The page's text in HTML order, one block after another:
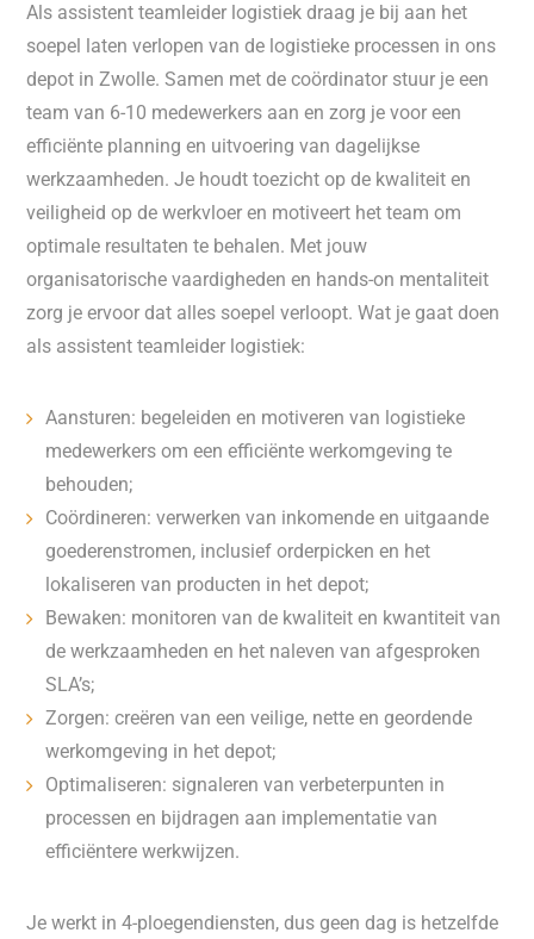
Als assistent teamleider logistiek draag je bij aan het
soepel laten verlopen van de logistieke processen in ons
depot in Zwolle. Samen met de coördinator stuur je een
team van 6-10 medewerkers aan en zorg je voor een
efficiënte planning en uitvoering van dagelijkse
werkzaamheden. Je houdt toezicht op de kwaliteit en
veiligheid op de werkvloer en motiveert het team om
optimale resultaten te behalen. Met jouw
organisatorische vaardigheden en hands-on mentaliteit
zorg je ervoor dat alles soepel verloopt. Wat je gaat doen
als assistent teamleider logistiek:
Aansturen: begeleiden en motiveren van logistieke
medewerkers om een efficiënte werkomgeving te
behouden;
Coördineren: verwerken van inkomende en uitgaande
goederenstromen, inclusief orderpicken en het
lokaliseren van producten in het depot;
Bewaken: monitoren van de kwaliteit en kwantiteit van
de werkzaamheden en het naleven van afgesproken
SLA’s;
Zorgen: creëren van een veilige, nette en geordende
werkomgeving in het depot;
Optimaliseren: signaleren van verbeterpunten in
processen en bijdragen aan implementatie van
efficiëntere werkwijzen.
Je werkt in 4-ploegendiensten, dus geen dag is hetzelfde